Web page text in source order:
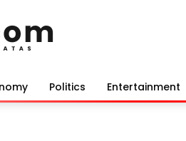
Politics Entertainment